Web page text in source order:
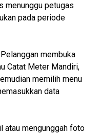
menunggu petugas
pada periode
membuka
Catat Meter Mandiri,
memilih menu
data
atau mengunggah foto